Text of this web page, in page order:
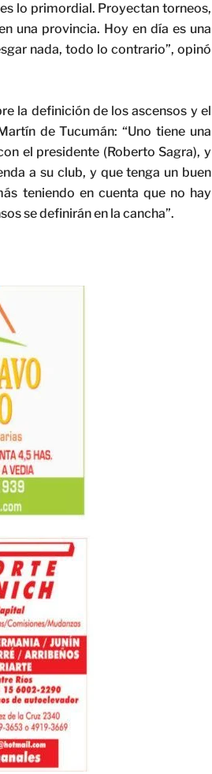
lo primordial. Proyectan torneos,
una provincia. Hoy en día es una
nada, todo lo contrario”, opinó
la definición de los ascensos y el
de Tucumán: “Uno tiene una
el presidente (Roberto Sagra), y
a su club, y que tenga un buen
teniendo en cuenta que no hay
se definirán en la cancha”.